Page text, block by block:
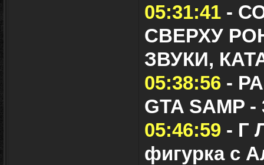
05:31:41 -
СВЕРХУ
ЗВУКИ,
05:38:56 -
GTA SAMP
05:46:59 - Г
фигурка с